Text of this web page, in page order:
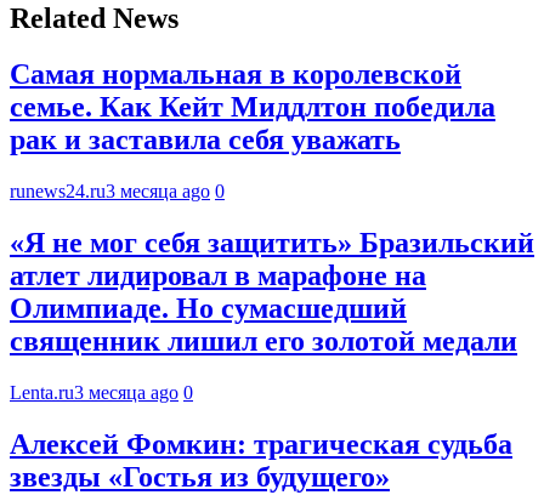
Related News
Самая нормальная в королевской
семье. Как Кейт Миддлтон победила
рак и заставила себя уважать
runews24.ru3 месяца ago 0
«Я не мог себя защитить» Бразильский
атлет лидировал в марафоне на
Олимпиаде. Но сумасшедший
священник лишил его золотой медали
Lenta.ru3 месяца ago 0
Алексей Фомкин: трагическая судьба
звезды «Гостья из будущего»